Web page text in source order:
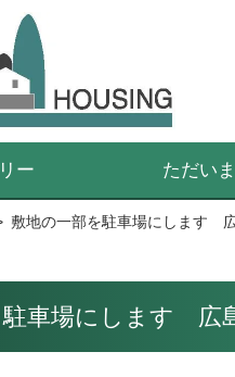
ー ただい
敷地の一部を駐車場にします
駐車場にします